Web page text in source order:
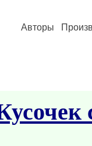
Авторы